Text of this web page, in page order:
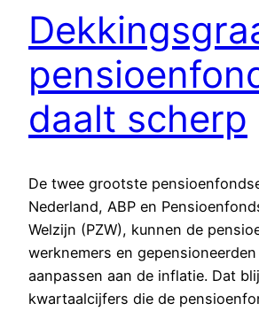
daalt scherp
De twee grootste
Nederland, ABP en
Welzijn (PZW), kunnen de
werknemers en
aanpassen aan de inflatie. Dat
kwartaalcijfers die de